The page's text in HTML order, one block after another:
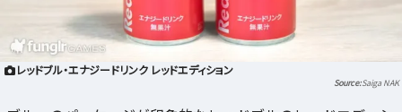
レッドブル・エナジードリンク レッドエディション
Saiga NAK